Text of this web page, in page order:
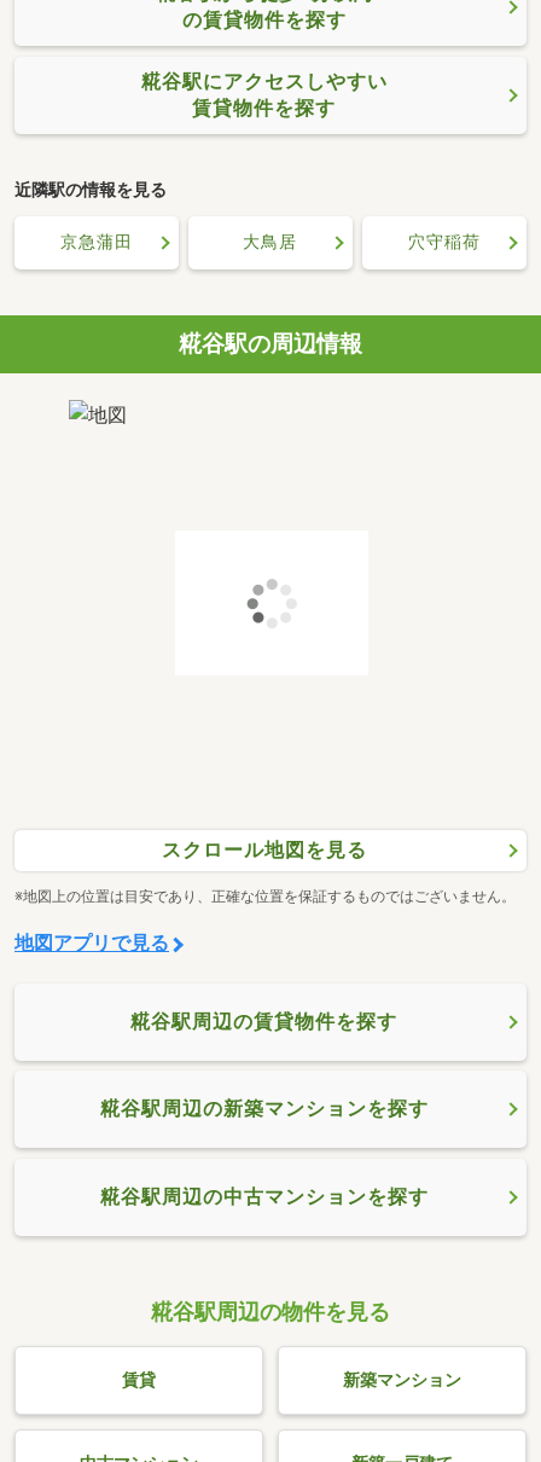
の賃貸物件を探す
糀谷駅にアクセスしやすい
賃貸物件を探す
近隣駅の情報を見る
京急蒲田 大鳥居 穴守稲荷
糀谷駅の周辺情報
スクロール地図を見る
※地図上の位置は目安であり、正確な位置を保証するものではございません。
地図アプリで見る
糀谷駅周辺の賃貸物件を探す
糀谷駅周辺の新築マンションを探す
糀谷駅周辺の中古マンションを探す
糀谷駅周辺の物件を見る
賃貸 新築マンション